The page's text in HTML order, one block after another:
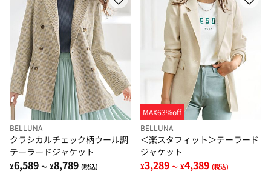
BELLUNA
クラシカルチェック柄ウール調
テーラードジャケット
¥6,589 ～ ¥8,789 (税込)
MAX63%off
BELLUNA
＜楽スタフィット＞テーラード
ジャケット
¥3,289 ～ ¥4,389 (税込)